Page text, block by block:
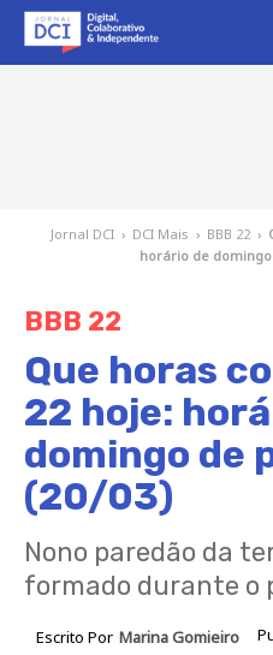
Jornal DCI › DCI Mais › BBB 22 ›
horário de
BBB 22
Que horas
22 hoje:
domingo de
(20/03)
Nono paredão da
formado durante o
Escrito Por Marina Gomieiro